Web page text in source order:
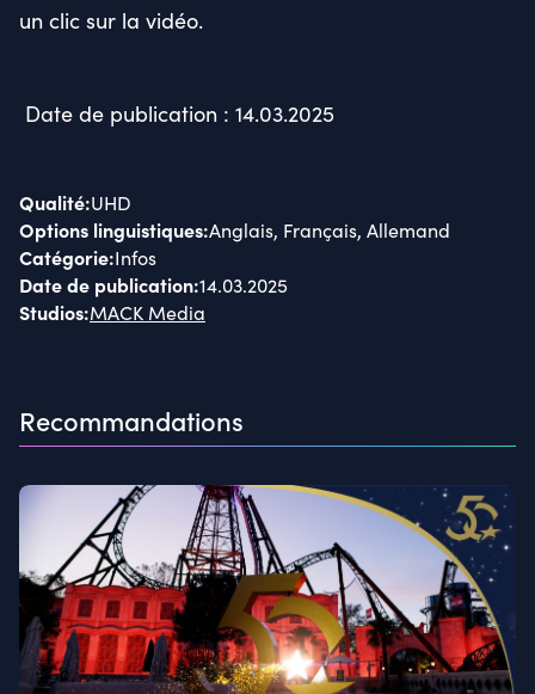
un clic sur la vidéo.
Date de publication : 14.03.2025
Qualité:UHD
Options linguistiques:Anglais, Français, Allemand
Catégorie:Infos
Date de publication:14.03.2025
Studios:MACK Media
Recommandations